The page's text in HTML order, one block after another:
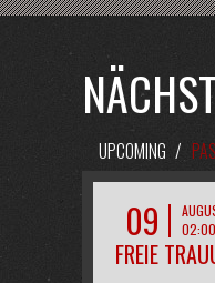
UPCOMING /
09
02:00
FREIE